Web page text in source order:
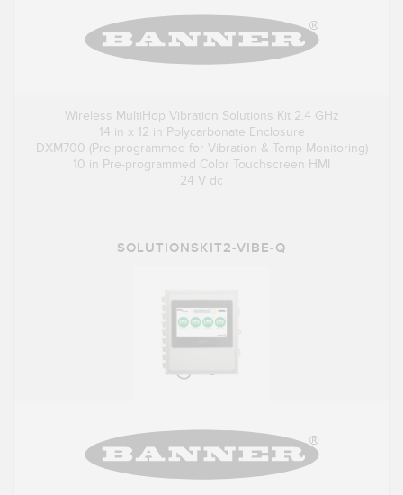
Wireless MultiHop Vibration Solutions Kit 2.4 GHz
14 in x 12 in Polycarbonate Enclosure
DXM700 (Pre-programmed for Vibration & Temp Monitoring)
10 in Pre-programmed Color Touchscreen HMI
24 V dc
SOLUTIONSKIT2-VIBE-Q